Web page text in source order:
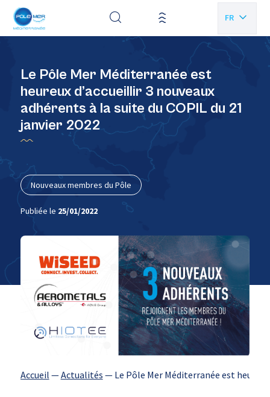
FR
Le Pôle Mer Méditerranée est
heureux d’accueillir 3 nouveaux
adhérents à la suite du COPIL du 21
janvier 2022
Nouveaux membres du Pôle
Publiée le 25/01/2022
Accueil —Actualités — Le Pôle Mer Méditerranée est
Panneau de gestion des cookies